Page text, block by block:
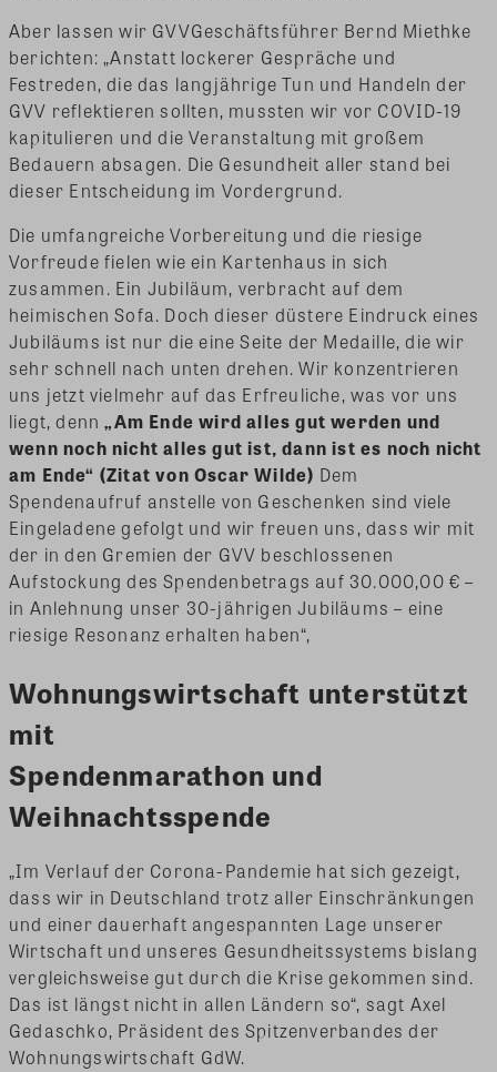
Aber lassen wir GVVGeschäftsführer Bernd Miethke
berichten: „Anstatt lockerer Gespräche und
Festreden, die das langjährige Tun und Handeln der
GVV reflektieren sollten, mussten wir vor COVID-19
kapitulieren und die Veranstaltung mit großem
Bedauern absagen. Die Gesundheit aller stand bei
dieser Entscheidung im Vordergrund.
Die umfangreiche Vorbereitung und die riesige
Vorfreude fielen wie ein Kartenhaus in sich
zusammen. Ein Jubiläum, verbracht auf dem
heimischen Sofa. Doch dieser düstere Eindruck eines
Jubiläums ist nur die eine Seite der Medaille, die wir
sehr schnell nach unten drehen. Wir konzentrieren
uns jetzt vielmehr auf das Erfreuliche, was vor uns
liegt, denn„Am Ende wird alles gut werden und
wenn noch nicht alles gut ist, dann ist es noch nicht
am Ende“ (Zitat von Oscar Wilde) Dem
Spendenaufruf anstelle von Geschenken sind viele
Eingeladene gefolgt und wir freuen uns, dass wir mit
der in den Gremien der GVV beschlossenen
Aufstockung des Spendenbetrags auf 30.000,00 € –
in Anlehnung unser 30-jährigen Jubiläums – eine
riesige Resonanz erhalten haben“,
Wohnungswirtschaft unterstützt
mit
Spendenmarathon und
Weihnachtsspende
„Im Verlauf der Corona-Pandemie hat sich gezeigt,
dass wir in Deutschland trotz aller Einschränkungen
und einer dauerhaft angespannten Lage unserer
Wirtschaft und unseres Gesundheitssystems bislang
vergleichsweise gut durch die Krise gekommen sind.
Das ist längst nicht in allen Ländern so“, sagt Axel
Gedaschko, Präsident des Spitzenverbandes der
Wohnungswirtschaft GdW.